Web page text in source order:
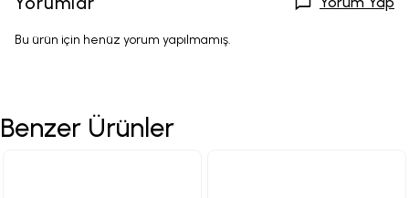
Bu ürün için henüz yorum yapılmamış.
Benzer Ürünler